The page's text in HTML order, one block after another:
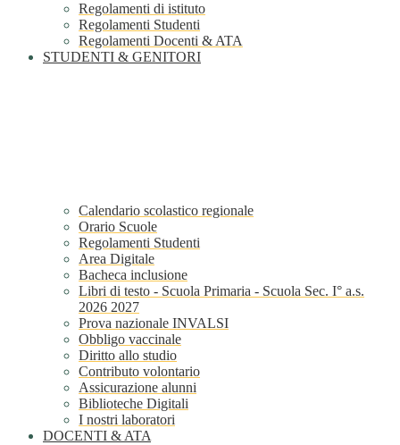
Regolamenti di istituto
Regolamenti Studenti
Regolamenti Docenti & ATA
STUDENTI & GENITORI
Calendario scolastico regionale
Orario Scuole
Regolamenti Studenti
Area Digitale
Bacheca inclusione
Libri di testo - Scuola Primaria - Scuola Sec. I° a.s.
2026 2027
Prova nazionale INVALSI
Obbligo vaccinale
Diritto allo studio
Contributo volontario
Assicurazione alunni
Biblioteche Digitali
I nostri laboratori
DOCENTI & ATA